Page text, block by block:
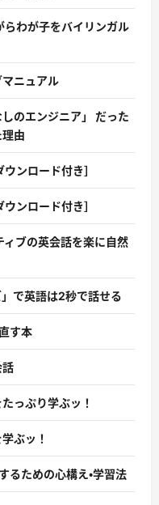
らわが子をバイリンガル
マニュアル
のエンジニア」 だった
由
ンロード付き］
ンロード付き］
ィブの英会話を楽に自然
で英語は2秒で話せる
す本
話
っぷり学ぶッ！
ぶッ！
るための心構え・学習法